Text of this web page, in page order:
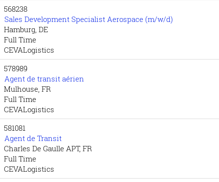
568238
Sales Development Specialist Aerospace (m/w/d)
Hamburg, DE
Full Time
CEVALogistics
578989
Agent de transit aérien
Mulhouse, FR
Full Time
CEVALogistics
581081
Agent de Transit
Charles De Gaulle APT, FR
Full Time
CEVALogistics